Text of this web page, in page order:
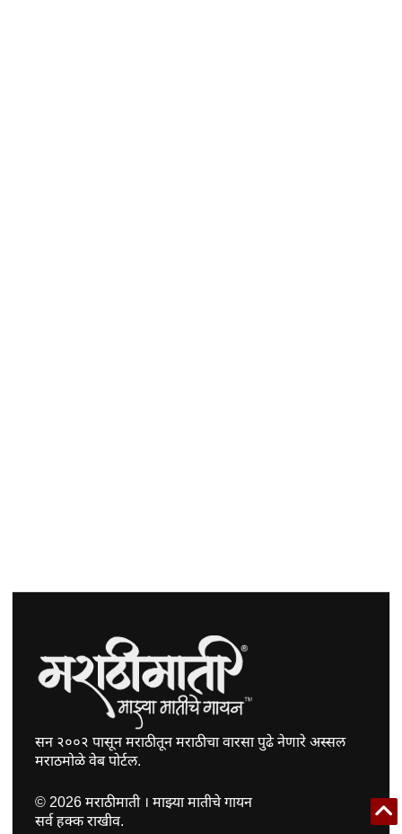
सन २००२ पासून मराठीतून मराठीचा वारसा पुढे नेणारे अस्सल
मराठमोळे वेब पोर्टल.
© 2026मराठीमाती । माझ्या मातीचे गायन
सर्व हक्क राखीव.